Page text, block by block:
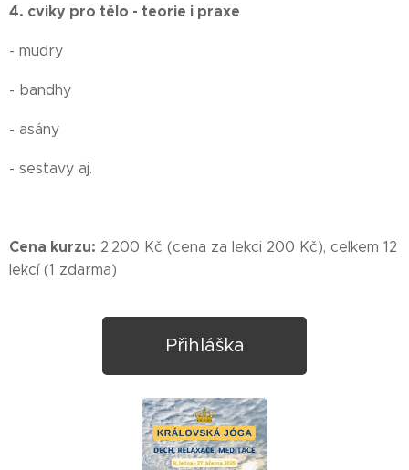
4. cviky pro tělo - teorie i praxe
- mudry
- bandhy
- asány
- sestavy aj.
Cena kurzu: 2.200 Kč (cena za lekci 200 Kč), celkem 12
lekcí (1 zdarma)
Přihláška